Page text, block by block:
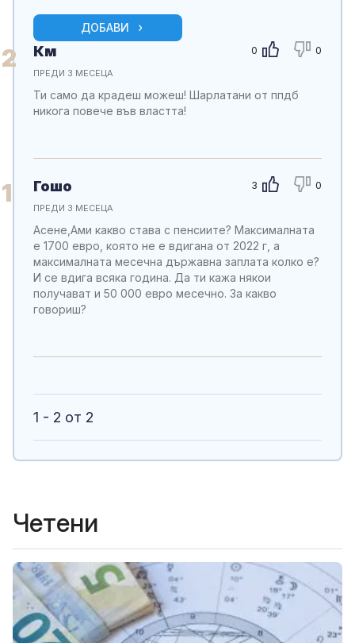
ДОБАВИ
2 0 0
Км
ПРЕДИ 3 МЕСЕЦА
Ти само да крадеш можеш! Шарлатани от ппдб
никога повече във властта!
1 3 0
Гошо
ПРЕДИ 3 МЕСЕЦА
Асене,Ами какво става с пенсиите? Максималната
е 1700 евро, която не е вдигана от 2022 г, а
максималната месечна държавна заплата колко е?
И се вдига всяка година. Да ти кажа някои
получават и 50 000 евро месечно. За какво
говориш?
1 - 2 от 2
Четени